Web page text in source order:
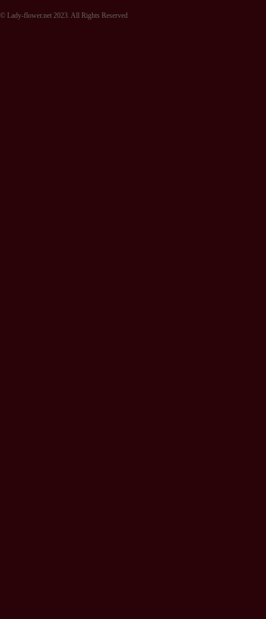
© Lady-flower.net 2023. All Rights Reserved